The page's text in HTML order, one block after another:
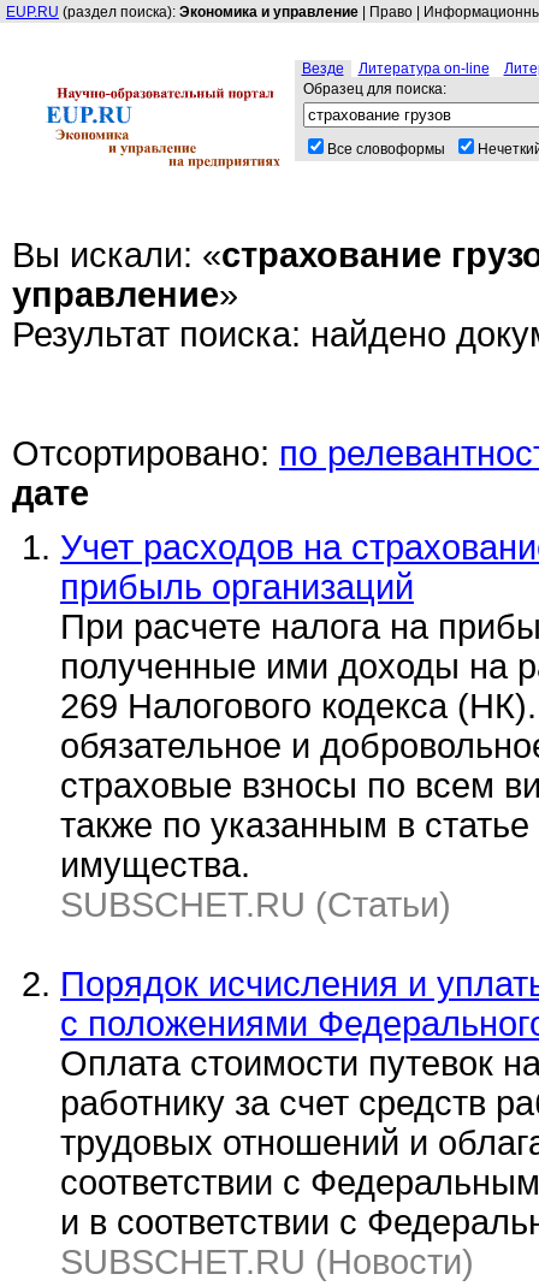
EUP.RU (раздел поиска): Экономика и управление Право
Везде Литература on-line
Образец для поиска:
Все словоформы
Вы искали: «страхование
управление»
Результат поиска: найдено
Отсортировано: по
дате
Учет расходов на
прибыль организаций
При расчете налога на
полученные ими доходы на
269 Налогового кодекса
обязательное и
страховые взносы по всем
также по указанным в
имущества.
SUBSCHET.RU (Статьи)
Порядок исчисления и
с положениями
Оплата стоимости путевок
работнику за счет средств
трудовых отношений и
соответствии с
и в соответствии с
SUBSCHET.RU (Новости)